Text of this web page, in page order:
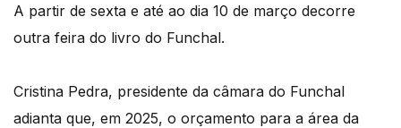
A partir de sexta e até ao dia 10 de março decorre
outra feira do livro do Funchal.
Cristina Pedra, presidente da câmara do Funchal
adianta que, em 2025, o orçamento para a área da